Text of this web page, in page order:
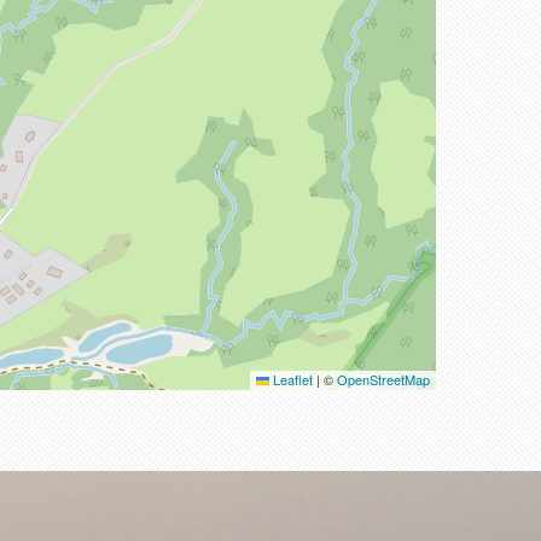
Leaflet | ©OpenStreetMap